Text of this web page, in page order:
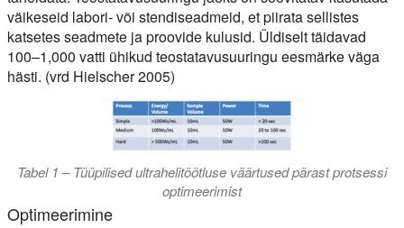
väikeseid labori- või stendiseadmeid, et piirata sellistes
katsetes seadmete ja proovide kulusid. Üldiselt täidavad
100–1,000 vatti ühikud teostatavusuuringu eesmärke väga
hästi. (vrd Hielscher 2005)
Tabel 1 – Tüüpilised ultrahelitöötluse väärtused pärast protsessi
optimeerimist
Optimeerimine